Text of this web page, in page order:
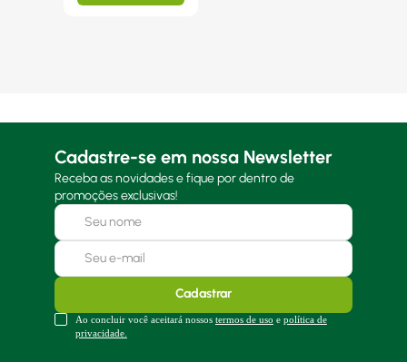
Cadastre-se em nossa Newsletter
Receba as novidades e fique por dentro de
promoções exclusivas!
Cadastrar
Ao concluir você aceitará nossos termos de uso e política de
privacidade.